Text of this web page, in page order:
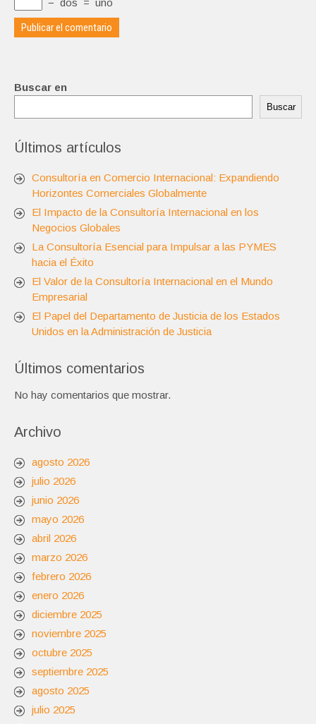
− dos = uno
Buscar en
Buscar
Últimos artículos
Consultoría en Comercio Internacional: Expandiendo
Horizontes Comerciales Globalmente
El Impacto de la Consultoría Internacional en los
Negocios Globales
La Consultoría Esencial para Impulsar a las PYMES
hacia el Éxito
El Valor de la Consultoría Internacional en el Mundo
Empresarial
El Papel del Departamento de Justicia de los Estados
Unidos en la Administración de Justicia
Últimos comentarios
No hay comentarios que mostrar.
Archivo
agosto 2026
julio 2026
junio 2026
mayo 2026
abril 2026
marzo 2026
febrero 2026
enero 2026
diciembre 2025
noviembre 2025
octubre 2025
septiembre 2025
agosto 2025
julio 2025